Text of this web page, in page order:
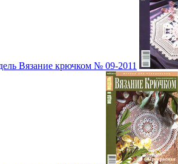
Вязание крючком № 09-2011